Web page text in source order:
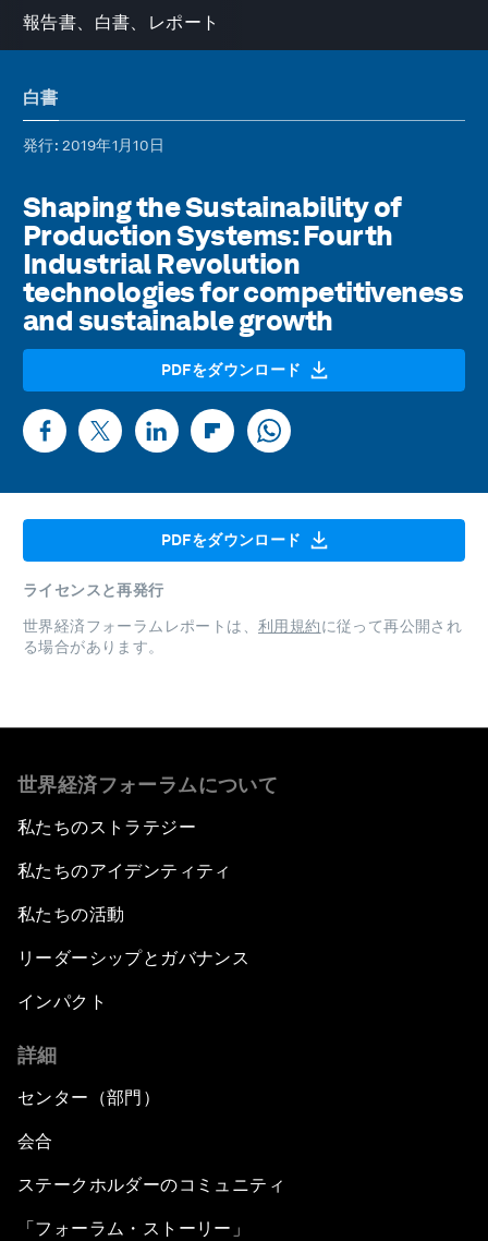
報告書、白書、レポート
白書
発行: 2019年1月10日
Shaping the Sustainability of
Production Systems: Fourth
Industrial Revolution
technologies for competitiveness
and sustainable growth
PDFをダウンロード
PDFをダウンロード
ライセンスと再発行
世界経済フォーラムレポートは、 利用規約に従って再公開され
る場合があります。
世界経済フォーラムについて
私たちのストラテジー
私たちのアイデンティティ
私たちの活動
リーダーシップとガバナンス
インパクト
詳細
センター（部門）
会合
ステークホルダーのコミュニティ
「フォーラム・ストーリー」